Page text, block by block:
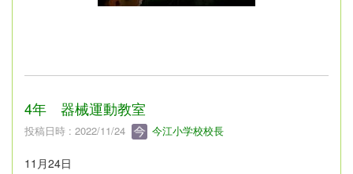
4年 器械運動教室
投稿日時 : 2022/11/24 今江小学校校長
11月24日